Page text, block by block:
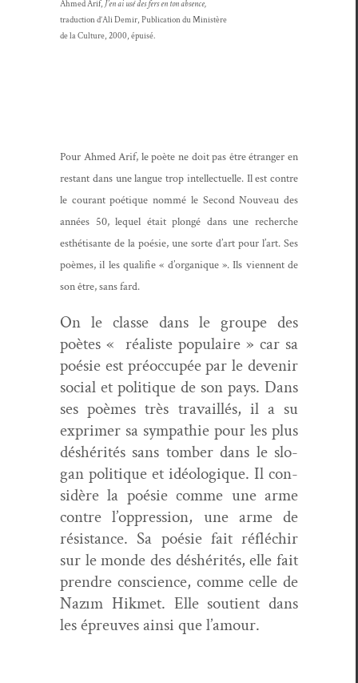
Ahmed Arif, J’en ai usé des fers en ton absence,
tra­duc­tion d’Ali Demir, Pub­li­ca­tion du Ministère
de la Cul­ture, 2000, épuisé.
Pour Ahmed Arif, le poète ne doit pas être étranger en
restant dans une langue trop intel­lectuelle. Il est con­tre
le courant poé­tique nom­mé le Sec­ond Nou­veau des
années 50, lequel était plongé dans une recherche
esthéti­sante de la poésie, une sorte d’art pour l’art. Ses
poèmes, il les qual­i­fie « d’organique ». Ils vien­nent de
son être, sans fard.
On le classe dans le groupe des
poètes « réal­iste pop­u­laire » car sa
poésie est préoc­cupée par le devenir
social et poli­tique de son pays. Dans
ses poèmes très tra­vail­lés, il a su
exprimer sa sym­pa­thie pour les plus
déshérités sans tomber dans le slo­
gan poli­tique et idéologique. Il con­
sid­ère la poésie comme une arme
con­tre l’oppression, une arme de
résis­tance. Sa poésie fait réfléchir
sur le monde des déshérités, elle fait
pren­dre con­science, comme celle de
Nazım Hik­met. Elle sou­tient dans
les épreuves ain­si que l’amour.